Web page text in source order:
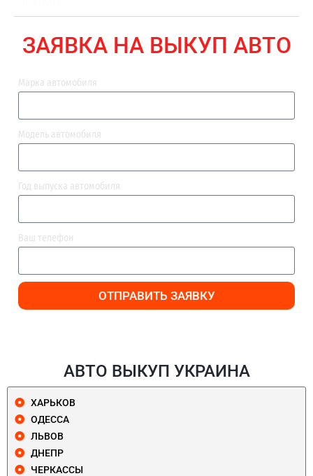
ЗАЯВКА НА ВЫКУП АВТО
Марка автомобиля
Модель автомобиля
Год выпуска автомобиля
Ваш телефон
ОТПРАВИТЬ ЗАЯВКУ
АВТО ВЫКУП УКРАИНА
ХАРЬКОВ
ОДЕССА
ЛЬВОВ
ДНЕПР
ЧЕРКАССЫ